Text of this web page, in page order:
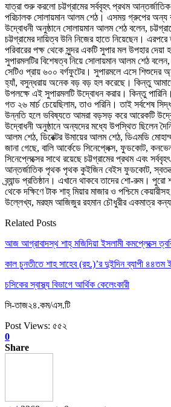
যাত্রা শুরু করলো চট্টগ্রামের সর্ববৃহৎ প্রথম
পরিচালক সোলায়মান আলম শেঠ। এসময় গ্রুপের অন্য
উদ্বোধনী অনুষ্ঠানে সোলায়মান আলম শেঠ বলেন,
চট্টগ্রামের দায়িত্ব উনি নিজের হাতে নিয়েছেন।
পরিবারের পক্ষ থেকে সুন্দর একটি সুপার মল উপহার দেয়া
সুপারমলটির বিশেষত্ব নিয়ে সোলায়মান আলম শেঠ
সেটিও প্রায় ৬০০ বর্গফুটের। সুপারমলে এসে শিশুদের
হ্যাঁ, বসুন্ধরায় অনেক বড় বড় হল করেছে। কিন্তু
উপলক্ষে এই সুপারমলটি উদ্বোধন করার। কিন্তু পারিনি।
গত ২৬ মার্চ চেয়েছিলাম, তাও পরিনি। তাই সর্বশেষ
উন্নতি হলে ভবিষ্যতে আমরা বড়সড় করে আরেকটি
উদ্বোধনী অনুষ্ঠানে অন্যদের মধ্যে উপস্থিত ছিলেন
আলম শেঠ, ডিরেক্টর উমায়ের আলম শেঠ, ডিএমডি
জানা গেছে, বালি আর্কেডে সিনেপ্লেক্স, ফুডকোট,
সিনেপ্লেক্সের সাথে রয়েছে চট্টগ্রামের প্রথম এবং
আন্তর্জাতিক পৃথক পৃথক কুইজিন বেইস ফুডকোট, স্বতন্ত্র
ব্র্যান্ড প্রতিষ্ঠান। এখানে থাকবে তাদের শো-রুম।
থেকে দক্ষিণে টাক শাহ্‌ মিয়ার মাজার ও পশ্চিমে
উল্লেখ্য, মরহুম আজিজুর রহমান চৌধুরীর একমাত্র কন্যা,
Related Posts
আজ আগ্রাবাদস্থ শাহ্ মজিদিয়া ইসলামী কমপ্লেক্সে
কাল চুনতীতে শাহ সাহেব (রহ.)’র দুইদিন ব্যাপী ৪৪তম
চসিকের স্বাস্থ্য বিভাগে আর্থিক কেলেংকারী
সি-তাজ২৪.কম/এস.টি
Post Views: ৫৫২
0
Share